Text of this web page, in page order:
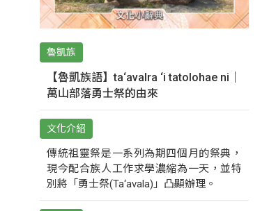
魯凱族
【魯凱族語】ta‘avalra ‘i tatolohae ni｜
萬山部落勇士祭的由來
文化介紹
傳統祖靈祭是一系列為期四個月的祭典，
現今配合族人工作求學濃縮為一天，並特
別將「勇士祭(Ta‘avala)」凸顯辦理。